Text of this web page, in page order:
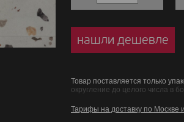
нашли дешевле
Товар поставляется только
округление до целого числа в
Тарифы на доставку по Москве